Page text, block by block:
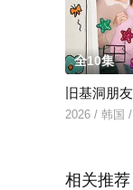
全10集
旧基洞朋
2026 / 韩国
相关推荐